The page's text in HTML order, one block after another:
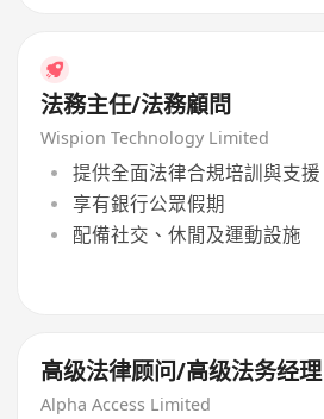
法務主任/法務顧問
Wispion Technology Limited
提供全面法律合規培訓與支援
享有銀行公眾假期
配備社交、休閒及運動設施
高级法律顾问/高级法务经理
Alpha Access Limited